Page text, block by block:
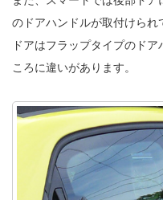
のドアハンドルが取付けら
ドアはフラップタイプのド
ころに違いがあります。